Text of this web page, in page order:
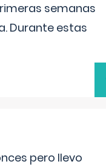
semanas
Durante estas
pero llevo